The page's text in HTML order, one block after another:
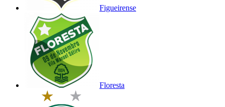
Figueirense
Floresta